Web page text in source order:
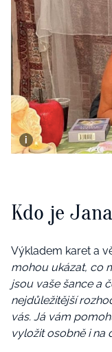
Kdo je
Výkladem karet a
mohou ukázat, co
jsou vaše šance a
nejdůležitější
vás. Já vám
vyložit osobně i na